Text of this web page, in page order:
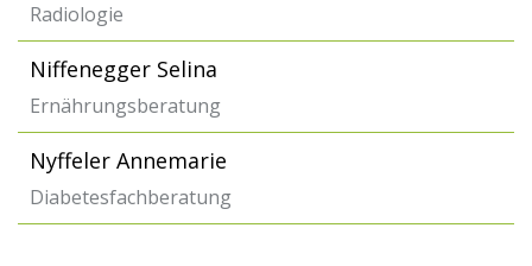
Radiologie
Niffenegger Selina
Ernährungsberatung
Nyffeler Annemarie
Diabetesfachberatung